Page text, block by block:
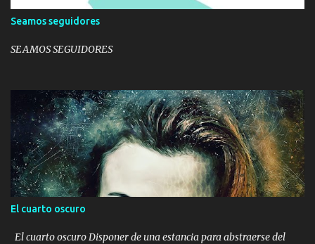
Seamos seguidores
SEAMOS SEGUIDORES
El cuarto oscuro
El cuarto oscuro Disponer de una estancia para abstraerse del